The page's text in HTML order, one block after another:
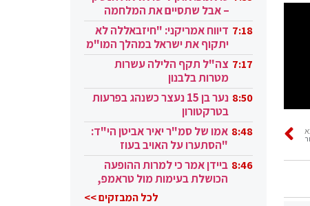
– אבל שתסיים את המלחמה
בעזה 7:18 דיווח אמריקני: "חיזבאללה לא
יתקוף את ישראל במהלך המו"מ
בקטאר" 7:17 צה"ל תקף הלילה עשרות
מטרות בלבנון
8:50
נער בן 15 נעצר כשנהג בפרעות
בטרקטורון
8:48 אמו של סמ"ר יאיר אביטן הי"ד:
"הסתערו על האויב בעוז
ובגבורה" 8:46 ביידן אמר כי למרות ההופעה
הכושלת בעימות מול טראמפ,
לכל המבזקים >>